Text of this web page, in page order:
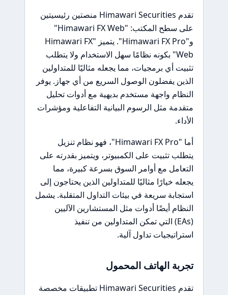
تقدم Himawari Securities منصتين رئيسيتين
على سطح المكتب: "Himawari FX Web"
و"Himawari FX Pro". يتميز "Himawari FX
Web" بكونه نظامًا سهل الاستخدام ولا يتطلب
تثبيت أي برمجيات، مما يجعله مثاليًا للمتداولين
الذين يفضلون الوصول السريع من أي جهاز. يوفر
النظام واجهة مستخدم بديهية مع أدوات تحليل
متقدمة مثل الرسوم البيانية التفاعلية ومؤشرات
الأداء.
أما "Himawari FX Pro"، فهو نظام تنزيل
يتطلب تثبيت على الكمبيوتر، ويتميز بقدرته على
التعامل مع أوامر السوق بسرعة كبيرة، مما
يجعله خيارًا مثاليًا للمتداولين الذين يحتاجون إلى
استجابة سريعة في بيئات التداول المتقلبة. يشمل
النظام أيضًا أدوات مثل المستشارين الآليين
(EAs) التي تمكن المتداولين من تنفيذ
استراتيجيات تداول آلية.
تجربة الهاتف المحمول
تقدم Himawari Securities تطبيقات مخصصة